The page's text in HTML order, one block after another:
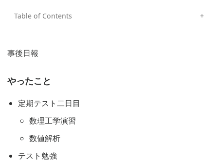
事後日報
やったこと
定期テスト二日目
数理工学演習
数値解析
テスト勉強